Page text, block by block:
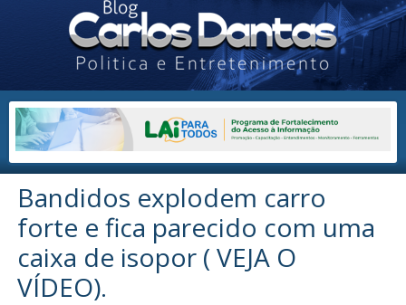
Bandidos explodem carro
forte e fica parecido com uma
caixa de isopor ( VEJA O
VÍDEO).